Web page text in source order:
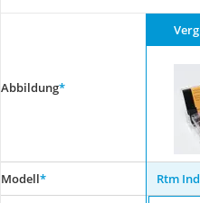
Abbildung*
Modell* Rtm